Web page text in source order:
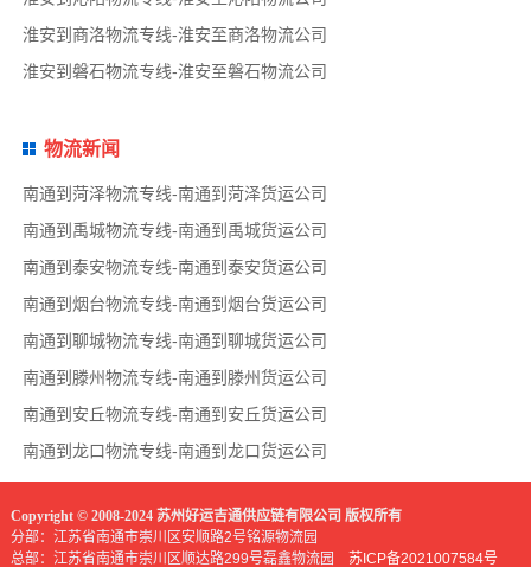
淮安到商洛物流专线-淮安至商洛物流公司
淮安到磐石物流专线-淮安至磐石物流公司
物流新闻
南通到菏泽物流专线-南通到菏泽货运公司
南通到禹城物流专线-南通到禹城货运公司
南通到泰安物流专线-南通到泰安货运公司
南通到烟台物流专线-南通到烟台货运公司
南通到聊城物流专线-南通到聊城货运公司
南通到滕州物流专线-南通到滕州货运公司
南通到安丘物流专线-南通到安丘货运公司
南通到龙口物流专线-南通到龙口货运公司
Copyright © 2008-2024 苏州好运吉通供应链有限公司 版权所有
分部：江苏省南通市崇川区安顺路2号铭源物流园
总部：江苏省南通市崇川区顺达路299号磊鑫物流园 苏ICP备2021007584号